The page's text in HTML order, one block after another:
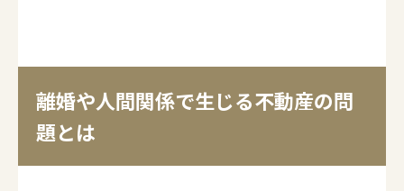
離婚や人間関係で生じる不動産の問
題とは